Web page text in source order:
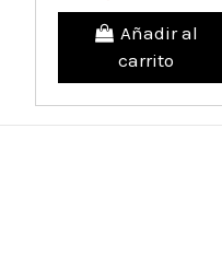
Añadir al
carrito